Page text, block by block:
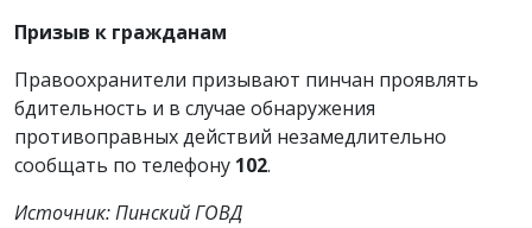
Призыв к гражданам
Правоохранители призывают пинчан проявлять
бдительность и в случае обнаружения
противоправных действий незамедлительно
сообщать по телефону 102.
Источник: Пинский ГОВД